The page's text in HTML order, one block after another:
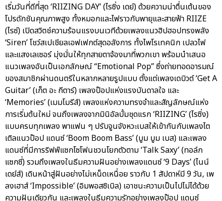
เริ่มวันที่ดีที่สุด ‘RIIZING DAY’ (ไรซิ่ง เดย์) ด้วยความน่าตื่นเต้นของ
โปรดักชันคุณภาพสูง ทั้งหมอกและไฟราวกับพายุและสายฟ้า RIIZE
(ไรซ์) เปิดสวิตช์ความร้อนแรงบนเวทีด้วยเพลงแนวฮิปฮอปทรงพลัง
‘Siren’ โชว์สเปเชียลเอฟเฟกต์สุดอลังการ ทั้งไพโรเทคนิก เปลวไฟ
และแสงเลเซอร์ มุ่งมั่นให้ทุกสายตาจ้องมาที่พวกเขา พร้อมนำเสนอ
แนวเพลงอันเป็นเอกลักษณ์ “Emotional Pop” ซึ่งถ่ายทอดอารมณ์
ของสมาชิกผ่านดนตรีในหลากหลายรูปแบบ ตั้งแต่เพลงเดบิวต์ ‘Get A
Guitar’ (เก็ต อะ กีตาร์) เพลงป๊อปแห่งแรงบันดาลใจ และ
‘Memories’ (เมมโมรีส์) เพลงแห่งความทรงจำและสัญลักษณ์แห่ง
การเริ่มต้นใหม่ จนถึงเพลงจากมินิอัลบั้มชุดแรก ‘RIIZING’ (ไรซิ่ง)
แบบครบทุกเพลง พาแฟน ๆ ปรับจูนจังหวะเบสให้เข้ากันกับเพลงไต
เติลแนวป๊อป แดนซ์ ‘Boom Boom Bass’ (บูม บูม เบส) และเพลง
แดนซ์ที่มีการริฟฟ์แซกโซโฟนชวนโยกตัวตาม ‘Talk Saxy’ (ทอล์ก
แซกซี่) รวมถึงเพลงในธีมความฝันอย่างเพลงแดนซ์ ‘9 Days’ (ไนน์
เดย์ส์) เดินหน้าสู่ฝันอย่างไม่เหน็ดเหนื่อย ราวกับ 1 สัปดาห์มี 9 วัน, เพ
ลงเฮาส์ ‘Impossible’ (อิมพอสซิเบิล) เอาชนะความเป็นไปไม่ได้ด้วย
ความฝันเดียวกัน และเพลงในธีมความรักอย่างเพลงป๊อป แดนซ์